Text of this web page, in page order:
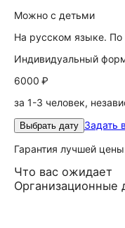
Можно с детьми
На русском языке. По
Индивидуальный
6000 ₽
за 1-3 человек,
Выбрать дату Задать
Гарантия лучшей
Что вас ожидает
Организационные